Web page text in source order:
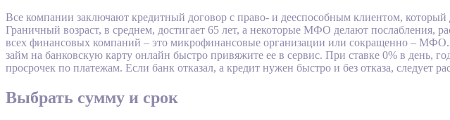
Все компании заключают кредитный договор с право- и дееспособным клиентом, который
Граничный возраст, в среднем, достигает 65 лет, а некоторые МФО делают послабления,
всех финансовых компаний – это микрофинансовые организации или сокращенно –
займ на банковскую карту онлайн быстро привяжите ее в сервис. При ставке 0% в день,
просрочек по платежам. Если банк отказал, а кредит нужен быстро и без отказа, следует
Выбрать сумму и срок